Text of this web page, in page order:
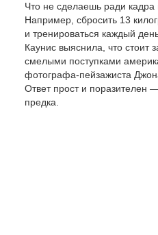
Что не сделаешь ради кадра
Например, сбросить 13
и тренироваться каждый
Каунис выяснила, что стоит
смелыми поступками
фотографа-пейзажиста
Ответ прост и поразителен
предка.